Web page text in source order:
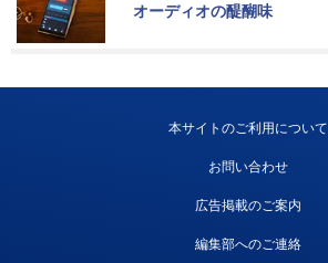
オーディオの醍醐味
本サイトのご利用について
お問い合わせ
広告掲載のご案内
編集部へのご連絡